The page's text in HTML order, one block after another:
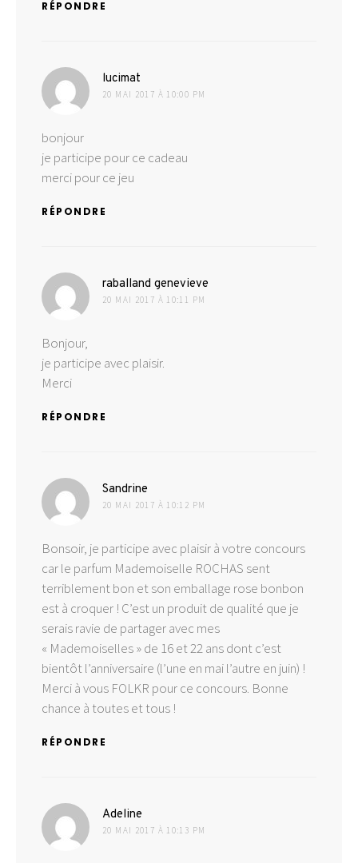
RÉPONDRE
lucimat
20 MAI 2017 À 10:00 PM
bonjour
je participe pour ce cadeau
merci pour ce jeu
RÉPONDRE
raballand genevieve
20 MAI 2017 À 10:11 PM
Bonjour,
je participe avec plaisir.
Merci
RÉPONDRE
Sandrine
20 MAI 2017 À 10:12 PM
Bonsoir, je participe avec plaisir à votre concours
car le parfum Mademoiselle ROCHAS sent
terriblement bon et son emballage rose bonbon
est à croquer ! C’est un produit de qualité que je
serais ravie de partager avec mes
« Mademoiselles » de 16 et 22 ans dont c’est
bientôt l’anniversaire (l’une en mai l’autre en juin) !
Merci à vous FOLKR pour ce concours. Bonne
chance à toutes et tous !
RÉPONDRE
Adeline
20 MAI 2017 À 10:13 PM